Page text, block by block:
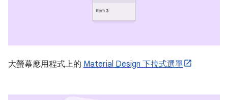
大螢幕應用程式上的 Material Design 下拉式選單